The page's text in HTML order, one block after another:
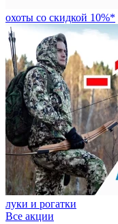
охоты со скидкой 10%*
луки и рогатки
Все акции